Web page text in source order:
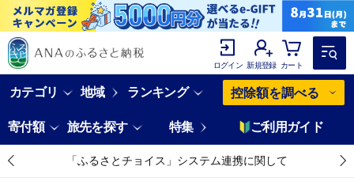
ログイン 新規登録 カート
カテゴリ 地域 ランキング 控除額を調べる
寄付額 旅先を探す 特集 ご利用ガイド
「ふるさとチョイス」システム連携に関して